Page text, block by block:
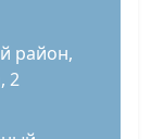
район,
2